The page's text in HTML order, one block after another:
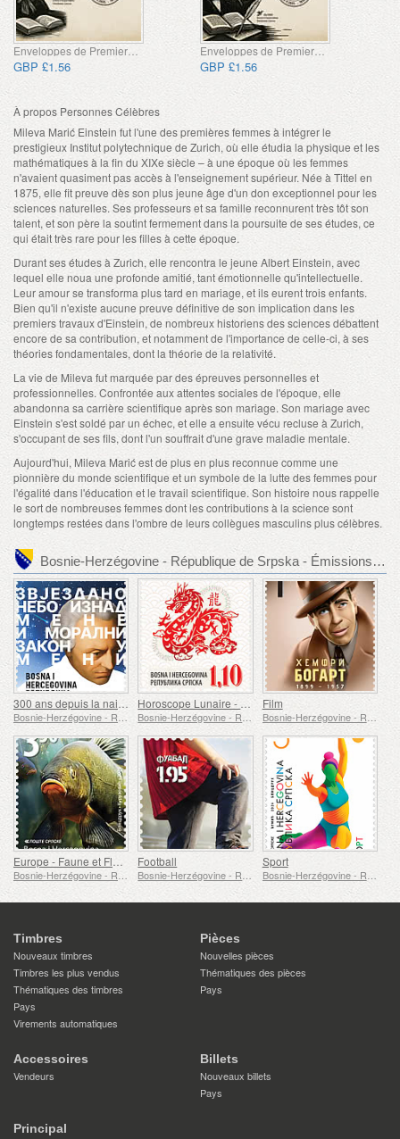
GBP £1.56
Enveloppes de Premier Jour
GBP £1.56
À propos Personnes Célèbres
Mileva Marić Einstein fut l'une des premières femmes à intégrer le
prestigieux Institut polytechnique de Zurich, où elle étudia la physique et les
mathématiques à la fin du XIXe siècle – à une époque où les femmes
n'avaient quasiment pas accès à l'enseignement supérieur. Née à Tittel en
1875, elle fit preuve dès son plus jeune âge d'un don exceptionnel pour les
sciences naturelles. Ses professeurs et sa famille reconnurent très tôt son
talent, et son père la soutint fermement dans la poursuite de ses études, ce
qui était très rare pour les filles à cette époque.
Durant ses études à Zurich, elle rencontra le jeune Albert Einstein, avec
lequel elle noua une profonde amitié, tant émotionnelle qu'intellectuelle.
Leur amour se transforma plus tard en mariage, et ils eurent trois enfants.
Bien qu'il n'existe aucune preuve définitive de son implication dans les
premiers travaux d'Einstein, de nombreux historiens des sciences débattent
encore de sa contribution, et notamment de l'importance de celle-ci, à ses
théories fondamentales, dont la théorie de la relativité.
La vie de Mileva fut marquée par des épreuves personnelles et
professionnelles. Confrontée aux attentes sociales de l'époque, elle
abandonna sa carrière scientifique après son mariage. Son mariage avec
Einstein s'est soldé par un échec, et elle a ensuite vécu recluse à Zurich,
s'occupant de ses fils, dont l'un souffrait d'une grave maladie mentale.
Aujourd'hui, Mileva Marić est de plus en plus reconnue comme une
pionnière du monde scientifique et un symbole de la lutte des femmes pour
l'égalité dans l'éducation et le travail scientifique. Son histoire nous rappelle
le sort de nombreuses femmes dont les contributions à la science sont
longtemps restées dans l'ombre de leurs collègues masculins plus célèbres.
Bosnie-Herzégovine - République de Srpska - Émissions de timbre recommandées
300 ans depuis la naissance d'Emmanuel Kant
Bosnie-Herzégovine - République de Srpska
Horoscope Lunaire - Année du Dragon
Bosnie-Herzégovine - République de Srpska
Film
Bosnie-Herzégovine - République de Srpska
Europe - Faune et Flore Sous-Marines Football Sport
Bosnie-Herzégovine - République de Srpska
Timbres
Nouveaux timbres
Timbres les plus vendus
Thématiques des timbres
Pays
Virements automatiques
Pièces
Nouvelles pièces
Thématiques des pièces
Pays
Accessoires
Vendeurs
Billets
Nouveaux billets
Pays
Principal